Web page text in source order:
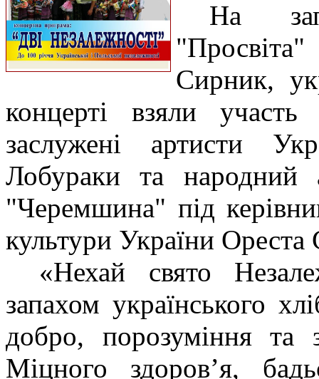
На
Сирник,
концерті взяли
заслужені артисти
Лобураки та народний
"Черемшина" під
культури України Ореста
«Нехай свято
запахом українського
добро, порозуміння та
Міцного здоров’я,